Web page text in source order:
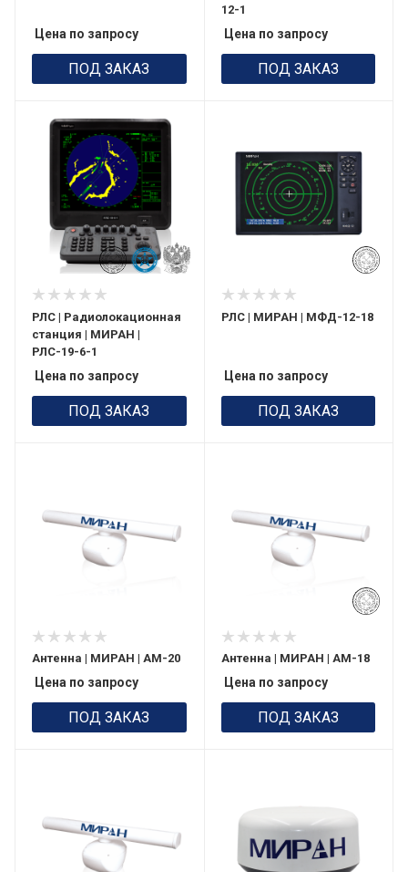
Цена по запросу
ПОД ЗАКАЗ
12-1
Цена по запросу
ПОД ЗАКАЗ
РЛС | Радиолокационная
станция | МИРАН |
РЛС-19-6-1
Цена по запросу
ПОД ЗАКАЗ
РЛС | МИРАН | МФД-12-18
Цена по запросу
ПОД ЗАКАЗ
Антенна | МИРАН | АМ-20
Цена по запросу
ПОД ЗАКАЗ
Антенна | МИРАН | АМ-18
Цена по запросу
ПОД ЗАКАЗ